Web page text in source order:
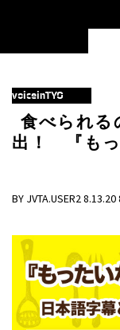
voiceinTYO
食べられる
出！ 『もっ
BY JVTA.USER2 8.13.20